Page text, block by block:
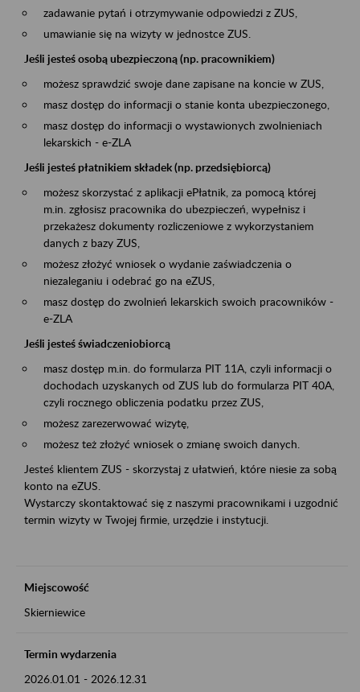
zadawanie pytań i otrzymywanie odpowiedzi z ZUS,
umawianie się na wizyty w jednostce ZUS.
Jeśli jesteś osobą ubezpieczoną (np. pracownikiem)
możesz sprawdzić swoje dane zapisane na koncie w ZUS,
masz dostęp do informacji o stanie konta ubezpieczonego,
masz dostęp do informacji o wystawionych zwolnieniach
lekarskich - e-ZLA
Jeśli jesteś płatnikiem składek (np. przedsiębiorcą)
możesz skorzystać z aplikacji ePłatnik, za pomocą której
m.in. zgłosisz pracownika do ubezpieczeń, wypełnisz i
przekażesz dokumenty rozliczeniowe z wykorzystaniem
danych z bazy ZUS,
możesz złożyć wniosek o wydanie zaświadczenia o
niezaleganiu i odebrać go na eZUS,
masz dostęp do zwolnień lekarskich swoich pracowników -
e-ZLA
Jeśli jesteś świadczeniobiorcą
masz dostęp m.in. do formularza PIT 11A, czyli informacji o
dochodach uzyskanych od ZUS lub do formularza PIT 40A,
czyli rocznego obliczenia podatku przez ZUS,
możesz zarezerwować wizytę,
możesz też złożyć wniosek o zmianę swoich danych.
Jesteś klientem ZUS - skorzystaj z ułatwień, które niesie za sobą
konto na eZUS.
Wystarczy skontaktować się z naszymi pracownikami i uzgodnić
termin wizyty w Twojej firmie, urzędzie i instytucji.
Miejscowość
Skierniewice
Termin wydarzenia
2026.01.01 - 2026.12.31